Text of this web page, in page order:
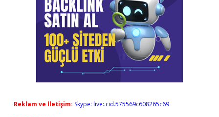
Reklam ve İletişim: Skype: live:.cid.575569c608265c69